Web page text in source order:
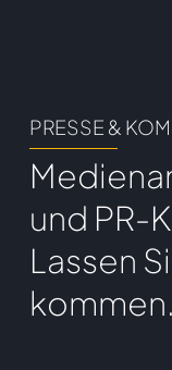
PRESSE &
und PR-
Lassen
kommen.